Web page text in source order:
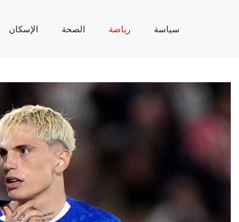
سياسة رياضة الصحة الإسكان